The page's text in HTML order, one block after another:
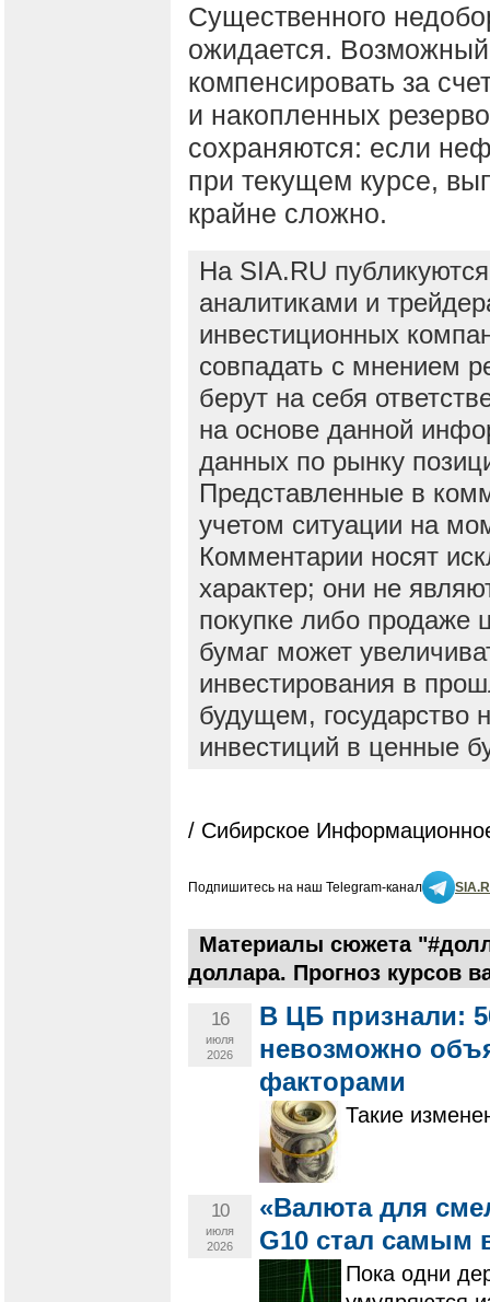
Существенного
ожидается.
компенсировать за
и накопленных
сохраняются: если
при текущем курсе,
крайне сложно.
На SIA.RU
аналитиками и
инвестиционных
совпадать с мнением
берут на себя
на основе данной
данных по рынку
Представленные в
учетом ситуации на
Комментарии носят
характер; они не
покупке либо продаже
бумаг может
инвестирования в
будущем, государство
инвестиций в ценные
/ Сибирское
Подпишитесь на наш Telegram-канал
Материалы сюжета
доллара. Прогноз курсов
16
июля
2026
В ЦБ признали:
невозможно
факторами
Такие
10
июля
2026
«Валюта для
G10 стал самым
Пока одни